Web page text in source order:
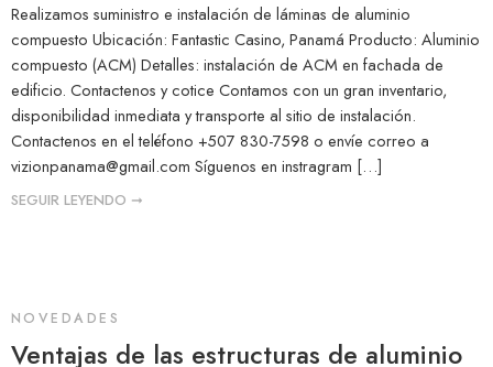
Realizamos suministro e instalación de láminas de aluminio
compuesto Ubicación: Fantastic Casino, Panamá Producto: Aluminio
compuesto (ACM) Detalles: instalación de ACM en fachada de
edificio. Contactenos y cotice Contamos con un gran inventario,
disponibilidad inmediata y transporte al sitio de instalación.
Contactenos en el teléfono +507 830-7598 o envíe correo a
vizionpanama@gmail.com Síguenos en instragram […]
SEGUIR LEYENDO ➞
NOVEDADES
Ventajas de las estructuras de aluminio